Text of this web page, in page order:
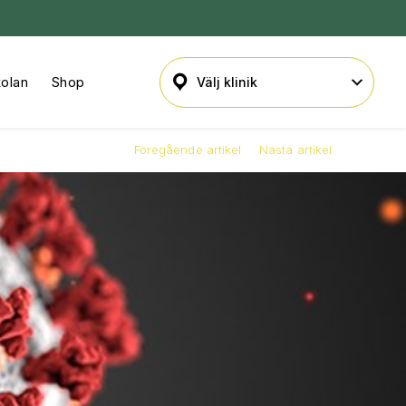
Shop
Nästa artikel
Föregående artikel